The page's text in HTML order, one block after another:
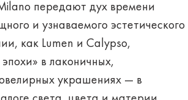
передают дух времени
и узнаваемого эстетического
как Lumen и Calypso,
в лаконичных,
украшениях — в